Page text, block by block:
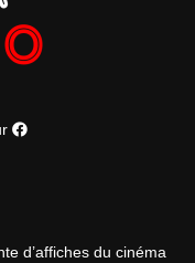
d’affiches du cinéma